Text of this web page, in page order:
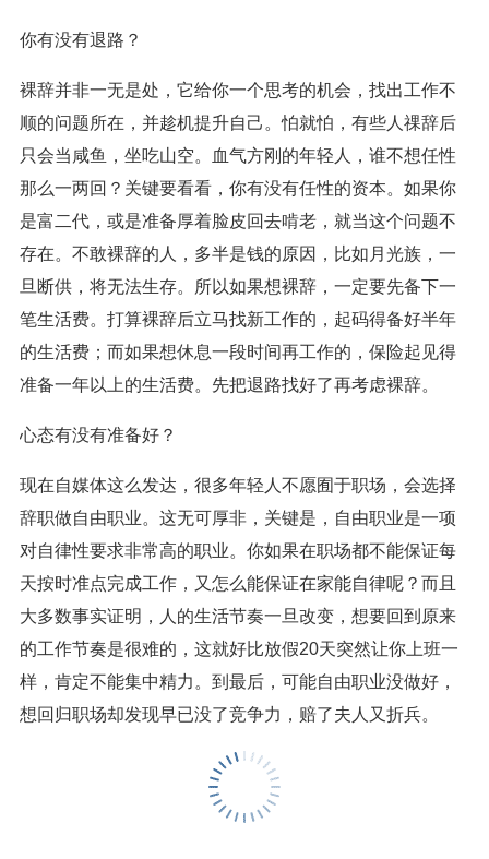
你有没有退路？
裸辞并非一无是处，它给你一个思考的机会，找出工作不
顺的问题所在，并趁机提升自己。怕就怕，有些人祼辞后
只会当咸鱼，坐吃山空。血气方刚的年轻人，谁不想任性
那么一两回？关键要看看，你有没有任性的资本。如果你
是富二代，或是准备厚着脸皮回去啃老，就当这个问题不
存在。不敢裸辞的人，多半是钱的原因，比如月光族，一
旦断供，将无法生存。所以如果想裸辞，一定要先备下一
笔生活费。打算裸辞后立马找新工作的，起码得备好半年
的生活费；而如果想休息一段时间再工作的，保险起见得
准备一年以上的生活费。先把退路找好了再考虑裸辞。
心态有没有准备好？
现在自媒体这么发达，很多年轻人不愿囿于职场，会选择
辞职做自由职业。这无可厚非，关键是，自由职业是一项
对自律性要求非常高的职业。你如果在职场都不能保证每
天按时准点完成工作，又怎么能保证在家能自律呢？而且
大多数事实证明，人的生活节奏一旦改变，想要回到原来
的工作节奏是很难的，这就好比放假20天突然让你上班一
样，肯定不能集中精力。到最后，可能自由职业没做好，
想回归职场却发现早已没了竞争力，赔了夫人又折兵。